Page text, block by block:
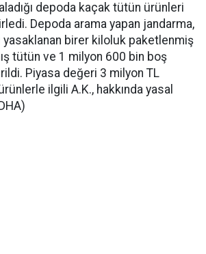
depoda kaçak tütün ürünleri
Depoda arama yapan jandarma,
birer kiloluk paketlenmiş
tütün ve 1 milyon 600 bin boş
Piyasa değeri 3 milyon TL
ilgili A.K., hakkında yasal